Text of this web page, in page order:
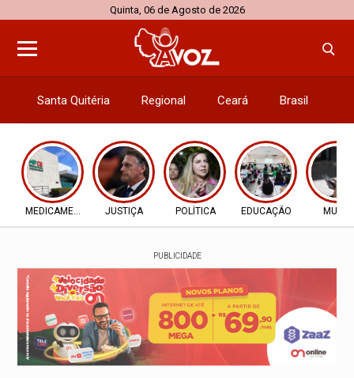
Quinta, 06 de Agosto de 2026
Santa Quitéria Regional Ceará Brasil
MEDICAMENTOS JUSTIÇA POLÍTICA EDUCAÇÃO MULTA
PUBLICIDADE